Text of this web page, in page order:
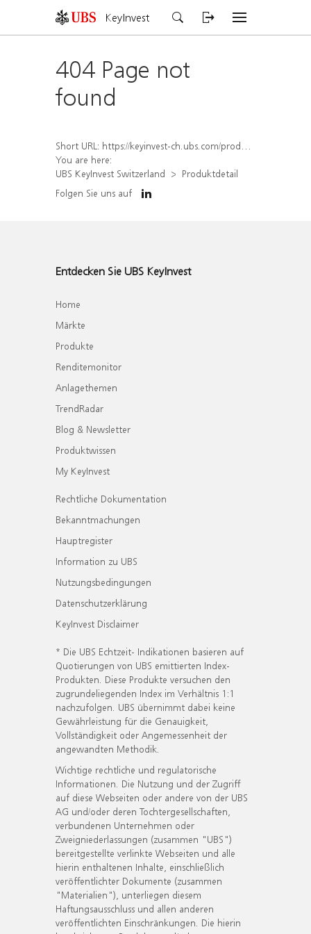
KeyInvest
404 Page not
found
Short URL: https://keyinvest-ch.ubs.com/produkt/detail/index/isin/CH1565647083
You are here:
UBS KeyInvest Switzerland
Produktdetail
Folgen Sie uns auf
Entdecken Sie UBS KeyInvest
Home
Märkte
Produkte
Renditemonitor
Anlagethemen
TrendRadar
Blog & Newsletter
Produktwissen
My KeyInvest
Rechtliche Dokumentation
Bekanntmachungen
Hauptregister
Information zu UBS
Nutzungsbedingungen
Datenschutzerklärung
KeyInvest Disclaimer
* Die UBS Echtzeit- Indikationen basieren auf
Quotierungen von UBS emittierten Index-
Produkten. Diese Produkte versuchen den
zugrundeliegenden Index im Verhältnis 1:1
nachzufolgen. UBS übernimmt dabei keine
Gewährleistung für die Genauigkeit,
Vollständigkeit oder Angemessenheit der
angewandten Methodik.
Wichtige rechtliche und regulatorische
Informationen. Die Nutzung und der Zugriff
auf diese Webseiten oder andere von der UBS
AG und/oder deren Tochtergesellschaften,
verbundenen Unternehmen oder
Zweigniederlassungen (zusammen "UBS")
bereitgestellte verlinkte Webseiten und alle
hierin enthaltenen Inhalte, einschließlich
veröffentlichter Dokumente (zusammen
"Materialien"), unterliegen diesem
Haftungsausschluss und allen anderen
veröffentlichten Einschränkungen. Die hierin